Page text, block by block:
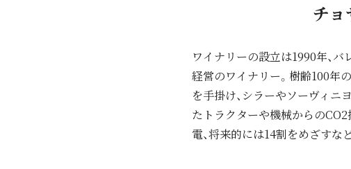
チ
ワイナリーの設立は1990年、
経営のワイナリー。樹齢100年
を手掛け、シラーやソーヴィ
たトラクターや機械からの
電、将来的には14割をめざすな